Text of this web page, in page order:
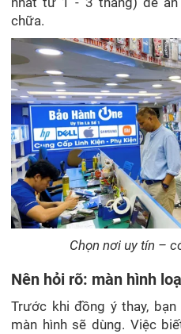
chữa.
Chọn nơi uy tín –
Nên hỏi rõ: màn hình
Trước khi đồng ý thay,
màn hình sẽ dùng. Việc